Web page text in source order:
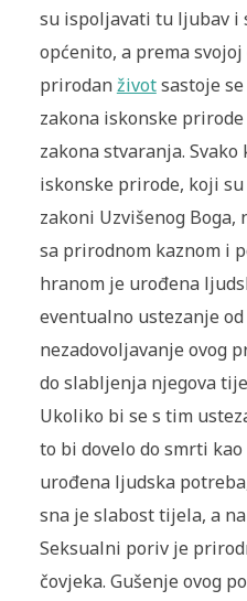
su ispoljavati tu ljubav i
općenito, a prema
prirodanživotsastoje
zakona iskonske
zakona stvaranja.
iskonske prirode, koji
zakoni Uzvišenog
sa prirodnom kaznom i
hranom je urođena
eventualno ustezanje
nezadovoljavanje ovog
do slabljenja njegova
Ukoliko bi se s tim
to bi dovelo do smrti kao
urođena ljudska
sna je slabost tijela, a
Seksualni poriv je
čovjeka. Gušenje ovog